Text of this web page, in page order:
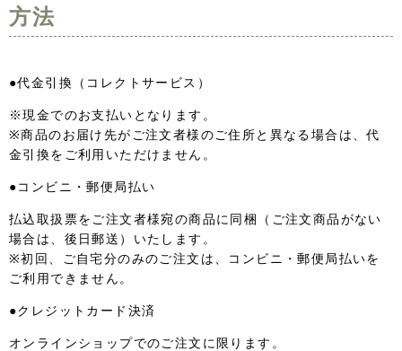
方法
●代金引換（コレクトサービス）
※現金でのお支払いとなります。
※商品のお届け先がご注文者様のご住所と異なる場合は、代
金引換をご利用いただけません。
●コンビニ・郵便局払い
払込取扱票をご注文者様宛の商品に同梱（ご注文商品がない
場合は、後日郵送）いたします。
※初回、ご自宅分のみのご注文は、コンビニ・郵便局払いを
ご利用できません。
●クレジットカード決済
オンラインショップでのご注文に限ります。